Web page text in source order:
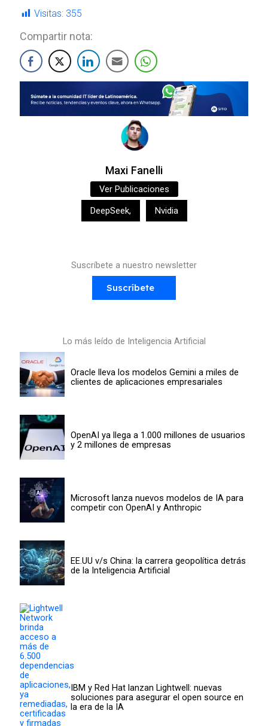
Visitas: 355
Compartir nota:
Maxi Fanelli
Ver Publicaciones
DeepSeek, Nvidia
Suscríbete a nuestro newsletter
Suscríbete
Lo más leído de Inteligencia Artificial
Oracle lleva los modelos Gemini a miles de
clientes de aplicaciones empresariales
OpenAI ya llega a 1.000 millones de usuarios
y 2 millones de empresas
Microsoft lanza nuevos modelos de IA para
competir con OpenAI y Anthropic
EE.UU v/s China: la carrera geopolítica detrás
de la Inteligencia Artificial
IBM y Red Hat lanzan Lightwell: nuevas
soluciones para asegurar el open source en
la era de la IA